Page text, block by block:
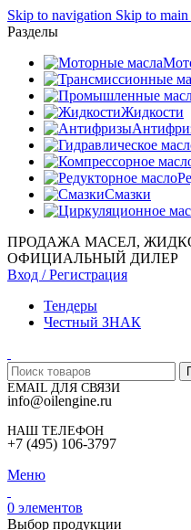
Skip to navigation Skip to
Разделы
Жидкости
Смазки
ПРОДАЖА МАСЕЛ,
ОФИЦИАЛЬНЫЙ ДИЛЕР
Вход / Регистрация
Тендеры
Честный ЗНАК
EMAIL ДЛЯ СВЯЗИ
info@oilengine.ru
НАШ ТЕЛЕФОН
+7 (495) 106-3797
Меню
0 элементов
Выбор продукции